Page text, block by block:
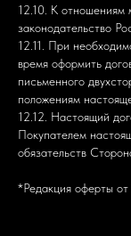
12.10. К отношениям
законодательство
12.11. При
время оформить
письменного
положениям
12.12. Настоящий
Покупателем
обязательств
*Редакция оферты